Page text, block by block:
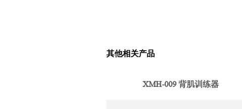
其他相关产品
XMH-009 背肌训练器